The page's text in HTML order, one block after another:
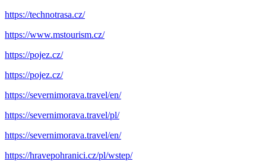
https://technotrasa.cz/
https://www.mstourism.cz/
https://pojez.cz/
https://pojez.cz/
https://severnimorava.travel/en/
https://severnimorava.travel/pl/
https://severnimorava.travel/en/
https://hravepohranici.cz/pl/wstep/